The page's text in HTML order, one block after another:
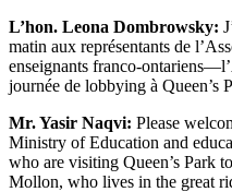
L’hon. Leona Dombrowsky:
matin aux représentants de
enseignants franco-
journée de lobbying à Queen’s
Mr. Yasir Naqvi: Please
Ministry of Education and
who are visiting Queen’s Park
Mollon, who lives in the great